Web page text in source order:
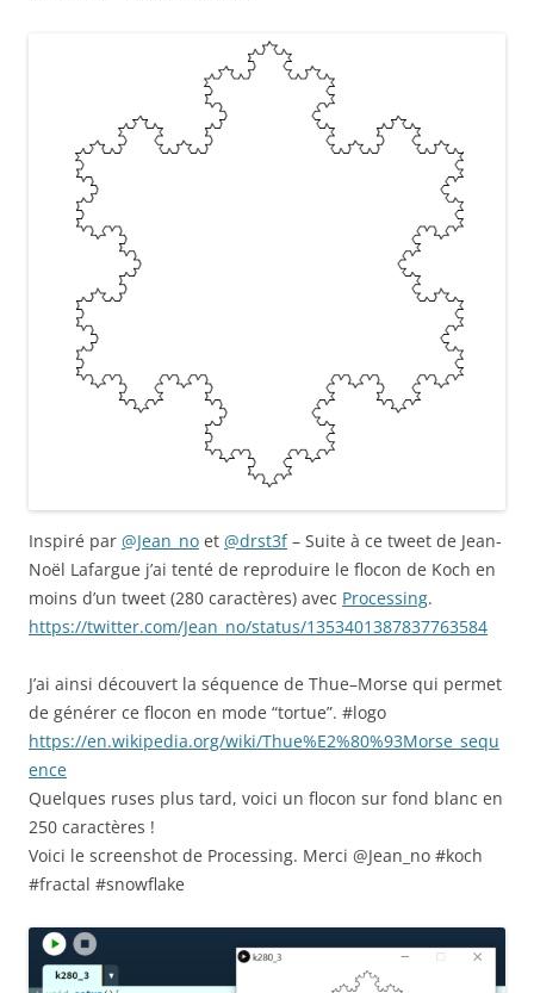
Inspiré par @Jean_no et @drst3f– Suite à ce tweet de Jean-
Noël Lafargue j’ai tenté de reproduire le flocon de Koch en
moins d’un tweet (280 caractères) avec Processing.
https://twitter.com/Jean_no/status/1353401387837763584
J’ai ainsi découvert la séquence de Thue–Morse qui permet
de générer ce flocon en mode “tortue”. #logo
https://en.wikipedia.org/wiki/Thue%E2%80%93Morse_sequ
ence
Quelques ruses plus tard, voici un flocon sur fond blanc en
250 caractères !
Voici le screenshot de Processing. Merci @Jean_no #koch
#fractal #snowflake